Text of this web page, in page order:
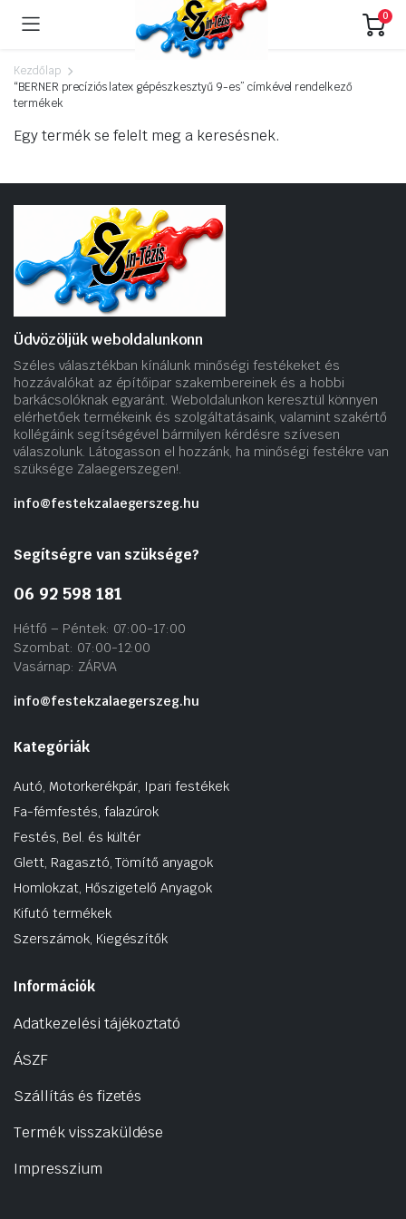
0
Kezdőlap
“BERNER precíziós latex gépészkesztyű 9-es” címkével rendelkező
termékek
Egy termék se felelt meg a keresésnek.
Üdvözöljük weboldalunkonn
Széles választékban kínálunk minőségi festékeket és
hozzávalókat az építőipar szakembereinek és a hobbi
barkácsolóknak egyaránt. Weboldalunkon keresztül könnyen
elérhetőek termékeink és szolgáltatásaink, valamint szakértő
kollégáink segítségével bármilyen kérdésre szívesen
válaszolunk. Látogasson el hozzánk, ha minőségi festékre van
szüksége Zalaegerszegen!.
info@festekzalaegerszeg.hu
Segítségre van szüksége?
06 92 598 181
Hétfő – Péntek: 07:00-17:00
Szombat: 07:00-12:00
Vasárnap: ZÁRVA
info@festekzalaegerszeg.hu
Kategóriák
Autó, Motorkerékpár, Ipari festékek
Fa-fémfestés, falazúrok
Festés, Bel. és kültér
Glett, Ragasztó, Tömítő anyagok
Homlokzat, Hőszigetelő Anyagok
Kifutó termékek
Szerszámok, Kiegészítők
Információk
Adatkezelési tájékoztató
ÁSZF
Szállítás és fizetés
Termék visszaküldése
Impresszium